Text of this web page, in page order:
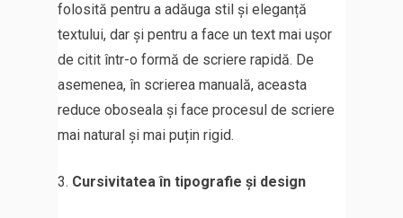
folosită pentru a adăuga stil și eleganță
textului, dar și pentru a face un text mai ușor
de citit într-o formă de scriere rapidă. De
asemenea, în scrierea manuală, aceasta
reduce oboseala și face procesul de scriere
mai natural și mai puțin rigid.
Cursivitatea în tipografie și design